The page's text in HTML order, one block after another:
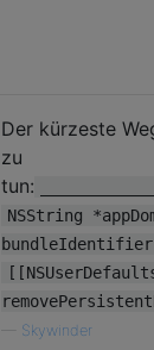
Der kürzeste
zu
tun:
NSString
Skywinder